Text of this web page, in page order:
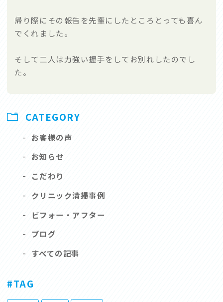
帰り際にその報告を先輩にしたところとっても喜ん
でくれました。
そして二人は力強い握手をしてお別れしたのでし
た。
CATEGORY
- お客様の声
- お知らせ
- こだわり
- クリニック清掃事例
- ビフォー・アフター
- ブログ
- すべての記事
#TAG